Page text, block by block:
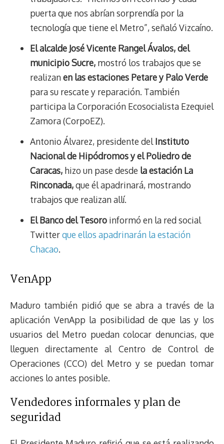
puerta que nos abrían sorprendía por la
tecnología que tiene el Metro”, señaló Vizcaíno.
El alcalde José Vicente Rangel Ávalos, del
municipio Sucre, mostró los trabajos que se
realizanen las estaciones Petare y Palo Verde
para su rescate y reparación. También
participa la Corporación Ecosocialista Ezequiel
Zamora (CorpoEZ).
Antonio Álvarez, presidente delInstituto
Nacional de Hipódromos y el Poliedro de
Caracas, hizo un pase desde la estación La
Rinconada,que él apadrinará, mostrando
trabajos que realizan allí.
El Banco del Tesoro informó en la red social
Twitterque ellos apadrinarán la estación
Chacao.
VenApp
Maduro también pidió que se abra a través de la
aplicación VenApp la posibilidad de que las y los
usuarios del Metro puedan colocar denuncias, que
lleguen directamente al Centro de Control de
Operaciones (CCO) del Metro y se puedan tomar
acciones lo antes posible.
Vendedores informales y plan de
seguridad